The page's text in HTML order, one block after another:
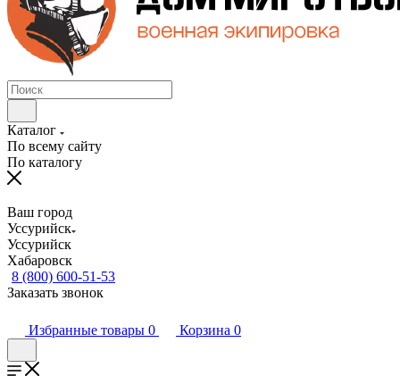
Каталог
По всему сайту
По каталогу
Ваш город
Уссурийск
Уссурийск
Хабаровск
8 (800) 600-51-53
Заказать звонок
Избранные товары 0 Корзина 0